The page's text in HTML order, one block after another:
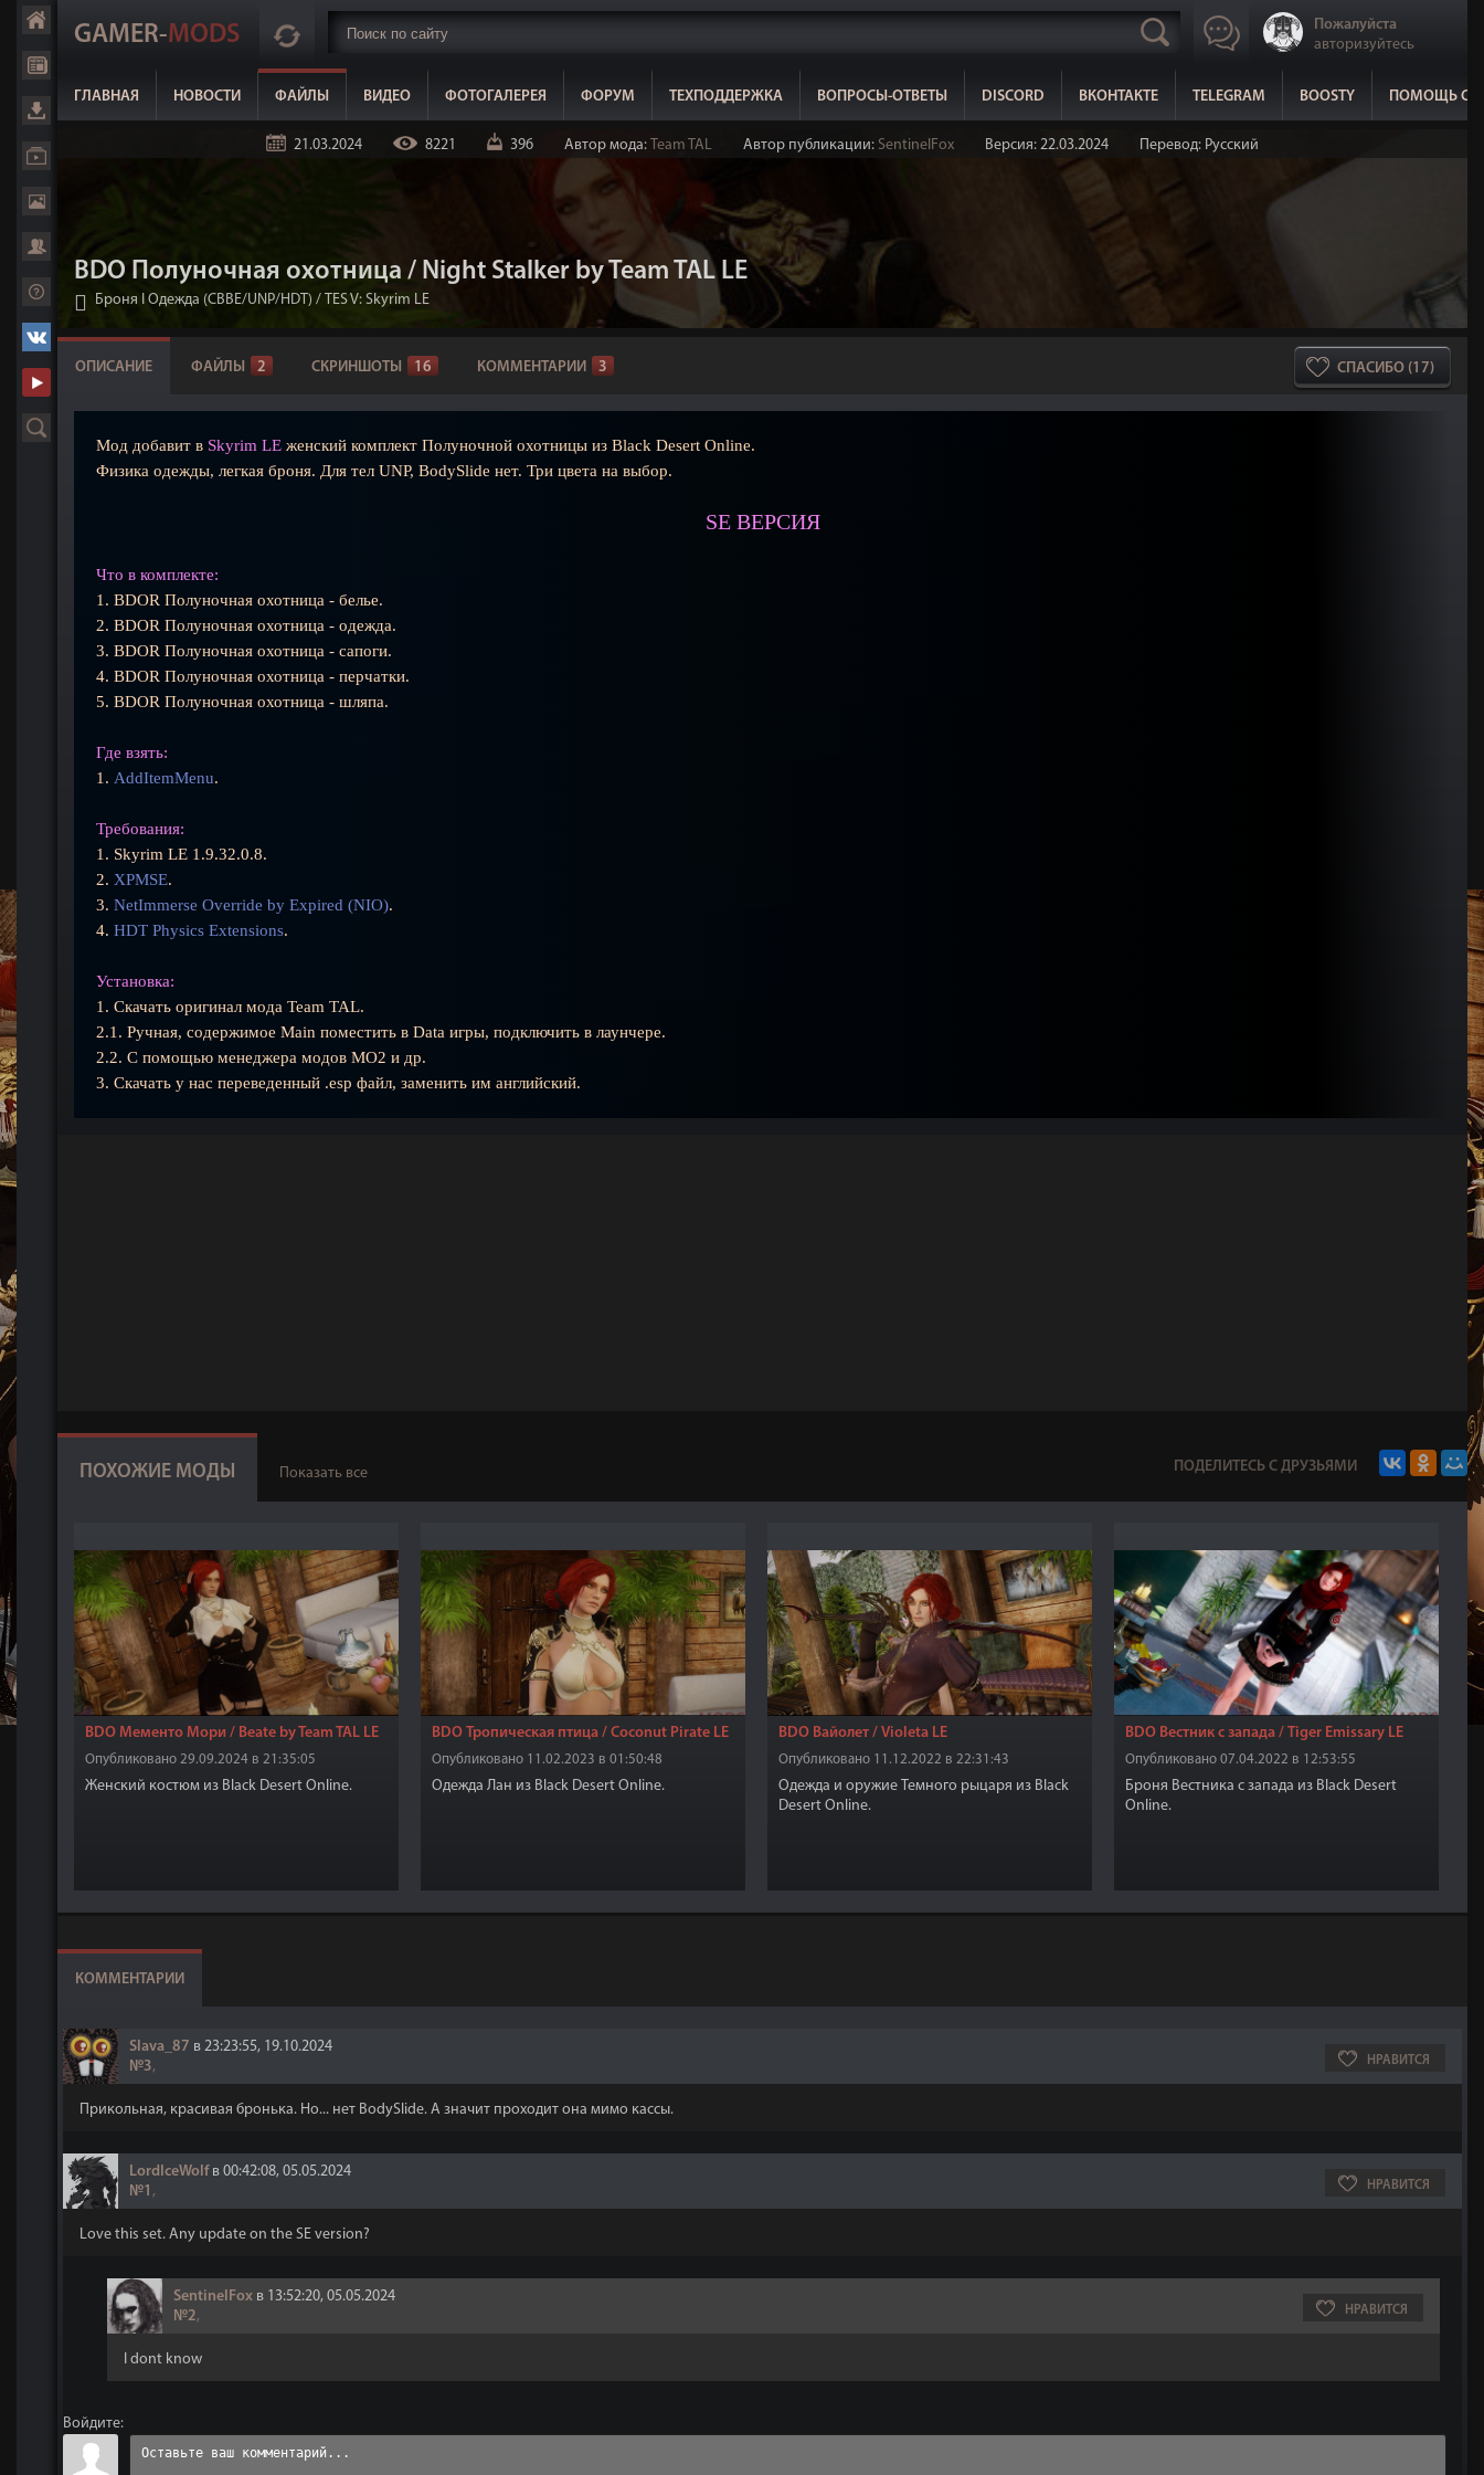
GAMER-MODS
Пожалуйста
авторизуйтесь
ГЛАВНАЯ НОВОСТИ ФАЙЛЫ ВИДЕО ФОТОГАЛЕРЕЯ ФОРУМ ТЕХПОДДЕРЖКА ВОПРОСЫ-ОТВЕТЫ DISCORD ВКОНТАКТЕ TELEGRAM BOOSTY ПОМОЩЬ
21.03.2024 8221 396 Автор мода: Team TAL Автор публикации: SentinelFox Версия: 22.03.2024 Перевод: Русский
BDO Полуночная охотница / Night Stalker by Team TAL LE
Броня I Одежда (CBBE/UNP/HDT) / TES V: Skyrim LE
СПАСИБО (17)
ОПИСАНИЕ ФАЙЛЫ 2 СКРИНШОТЫ 16 КОММЕНТАРИИ 3
Мод добавит в Skyrim LE женский комплект Полуночной охотницы из Black Desert Online.
Физика одежды, легкая броня. Для тел UNP, BodySlide нет. Три цвета на выбор.
SE ВЕРСИЯ
Что в комплекте:
1. BDOR Полуночная охотница - белье.
2. BDOR Полуночная охотница - одежда.
3. BDOR Полуночная охотница - сапоги.
4. BDOR Полуночная охотница - перчатки.
5. BDOR Полуночная охотница - шляпа.
Где взять:
1. AddItemMenu.
Требования:
1. Skyrim LE 1.9.32.0.8.
2. XPMSE.
3. NetImmerse Override by Expired (NIO).
4. HDT Physics Extensions.
Установка:
1. Скачать оригинал мода Team TAL.
2.1. Ручная, содержимое Main поместить в Data игры, подключить в лаунчере.
2.2. С помощью менеджера модов MO2 и др.
3. Скачать у нас переведенный .esp файл, заменить им английский.
ПОХОЖИЕ МОДЫ Показать все ПОДЕЛИТЕСЬ С ДРУЗЬЯМИ
BDO Мементо Мори / Beate by Team TAL LE
Опубликовано 29.09.2024 в 21:35:05
Женский костюм из Black Desert Online.
BDO Тропическая птица / Coconut Pirate LE
Опубликовано 11.02.2023 в 01:50:48
Одежда Лан из Black Desert Online.
BDO Вайолет / Violeta LE
Опубликовано 11.12.2022 в 22:31:43
Одежда и оружие Темного рыцаря из Black
Desert Online.
BDO Вестник с запада / Tiger Emissary LE
Опубликовано 07.04.2022 в 12:53:55
Броня Вестника с запада из Black Desert
Online.
КОММЕНТАРИИ
Slava_87 в 23:23:55, 19.10.2024
№3, НРАВИТСЯ
Прикольная, красивая бронька. Но... нет BodySlide. А значит проходит она мимо кассы.
LordIceWolfв 00:42:08, 05.05.2024
№1 , НРАВИТСЯ
Love this set. Any update on the SE version?
SentinelFox в 13:52:20, 05.05.2024
№2, НРАВИТСЯ
I dont know
Войдите: